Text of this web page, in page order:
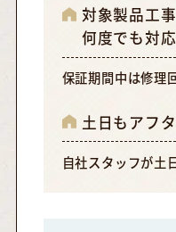
対象製品工
何度でも対応
保証期間中は修理
土日もアフ
自社スタッフが土